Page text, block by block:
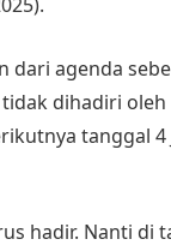
dari agenda
dihadiri
tanggal 4
hadir. Nanti di